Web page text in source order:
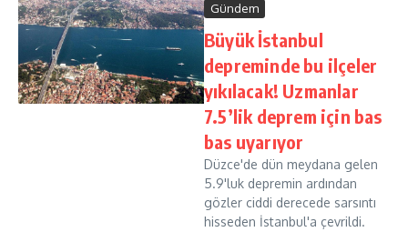
Gündem
Büyük İstanbul
depreminde bu ilçeler
yıkılacak! Uzmanlar
7.5’lik deprem için bas
bas uyarıyor
Düzce'de dün meydana gelen
5.9'luk depremin ardından
gözler ciddi derecede sarsıntı
hisseden İstanbul'a çevrildi.